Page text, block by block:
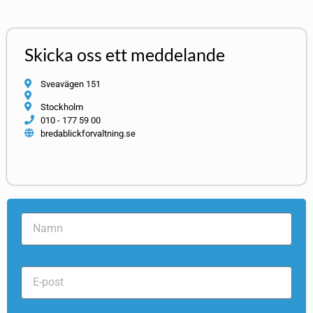
Skicka oss ett meddelande
Sveavägen 151
Stockholm
010 - 177 59 00
bredablickforvaltning.se